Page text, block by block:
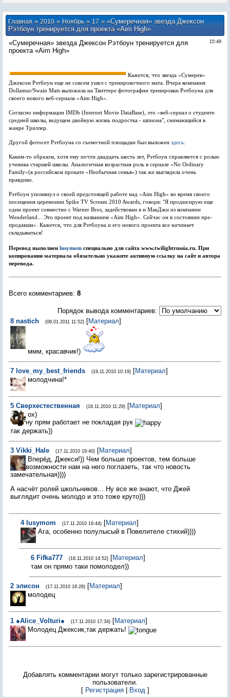
Главная»2010 » Ноябрь » 17» «Сумеречная» звезда Джексон
Рэтбоун тренируется для проекта «Aim High»
15:49
«Сумеречная» звезда Джексон Рэтбоун тренируется для
проекта «Aim High»
Кажется, что звезда «Сумерек»
Джексон Рэтбоун еще не совсем ушел с тренировочного мата. Вчера компания
Dollamur/Swain Mats выложила на Твиттере фотографии тренировки Рэтбоуна для
своего нового веб-сериала «Aim High».
Согласно информации IMDb (Internet Movie DataBase), это «веб-сериал о студенте
средней школы, ведущем двойную жизнь подростка - шпиона", снимающийся в
жанре Триллер.
Другой фотосет Рэтбоуна со съемочной площадки был выложен здесь
Каким-то образом, хотя ему почти двадцать шесть лет, Рэтбоун справляется с ролью
ученика старшей школы. Аналогичная возрастная роль в сериале «No Ordinary
Family»(в российском прокате «Необычная семья») так же выглядела очень
правдиво.
Рэтбоун упомянул о своей предстоящей работе над «Aim High» во время своего
посещения церемонии Spike TV Scream 2010 Awards, говоря: "Я продюсирую еще
один проект совместно с Warner Bros, задействован я и МакДжи из компании
Wonderland... Это проект под названием «Aim High». Сейчас он в состоянии пре-
продакшн». Кажется, что для Рэтбоуна и его нового проекта все начинает
складываться!
Перевод выполнен lusymom специально для сайта www.twilightrussia.ru. При
копировании материала обязательно укажите активную ссылку на сайт и автора
перевода.
Всего комментариев: 8
Порядок вывода комментариев:
8 nastich (08.01.2011 11:52) [Материал]
ммм, красавчик!)
7 love_my_best_friends (19.11.2010 10:19) [Материал]
молодчина!*
5 Сверхестественная (18.11.2010 11:29) [Материал]
ох)
ну прям работает не покладая рук
так держать))
3 Vikki_Hale (17.11.2010 19:40) [Материал]
Вперёд, Джекси!)) Чем больше проектов, тем больше
возможности нам на него поглазеть, так что новость
замечательная))))
А насчёт ролей школьников... Ну все же знают, что Джей
выглядит очень молодо и это тоже круто)))
4 lusymom (17.11.2010 19:44) [Материал]
Ага, особенно полулысый в Повелителе стихий))))
6 Fifka777 (18.11.2010 14:52) [Материал]
там он прямо таки помолодел))
2 элисон (17.11.2010 18:28) [Материал]
молодец
1 ●Alice_Volturi● (17.11.2010 17:34) [Материал]
Молодец Джексик,так держать!
Добавлять комментарии могут только зарегистрированные
пользователи.
[ Регистрация| Вход]